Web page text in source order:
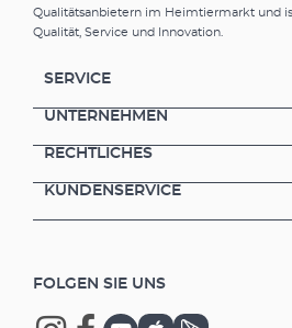
Qualitätsanbietern im Heimtiermarkt und
Qualität, Service und Innovation.
SERVICE
UNTERNEHMEN
RECHTLICHES
KUNDENSERVICE
FOLGEN SIE UNS